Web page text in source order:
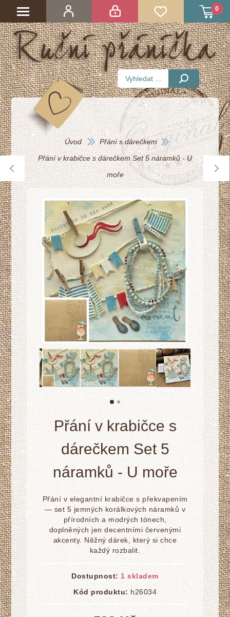
0
Úvod
Přání s dárečkem
Přání v krabičce s dárečkem Set 5 náramků - U
moře
Přání v krabičce s
dárečkem Set 5
náramků - U moře
Přání v elegantní krabičce s překvapením
— set 5 jemných korálkových náramků v
přírodních a modrých tónech,
doplněných jen decentními červenými
akcenty. Něžný dárek, který si chce
každý rozbalit.
Dostupnost: 1 skladem
Kód produktu: h26034